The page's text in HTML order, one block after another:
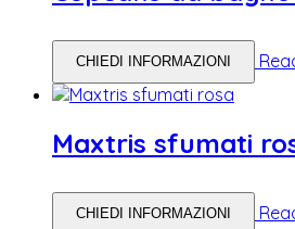
CHIEDI INFORMAZIONI
Maxtris sfumati
CHIEDI INFORMAZIONI